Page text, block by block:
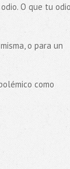
O que tu odio
o para un
como